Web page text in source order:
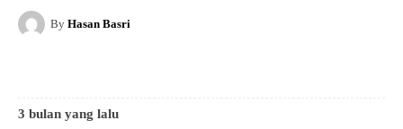
By Hasan Basri
3 bulan yang lalu